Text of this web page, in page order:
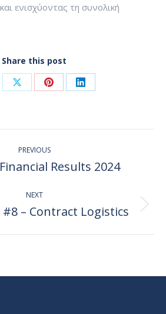
ενισχύοντας τη συνολική
Share this post
Share
X
Share
Pinterest
Share
LinkedIn
PREVIOUS
Previous
Results 2024
NEXT
Next
#8 – Contract Logistics